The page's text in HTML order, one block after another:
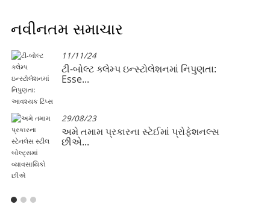
નવીનતમ સમાચાર
11/11/24
ટી-બોલ્ટ ક્લેમ્પ ઇન્સ્ટોલેશનમાં નિપુણતા:
Esse...
29/08/23
અમે તમામ પ્રકારના સ્ટેઈમાં પ્રોફેશનલ્સ
છીએ...